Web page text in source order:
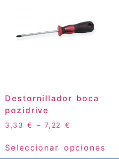
Destornillador boca
pozidrive
3,33€ –7,22 €
Seleccionar opciones